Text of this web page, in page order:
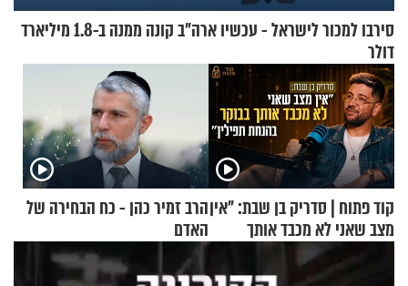
סירבו למכור לישראל - עכשיו ארה"ב קונה ממנה ב-1.8 מיליארד
דולר
קוד פתוח | סדריק בן שבת: "אין
מצב שאני לא מכבד אותך
בבוקר בהנחת תפילין"
הרב זמיר כהן - כח הבחירה של
האדם